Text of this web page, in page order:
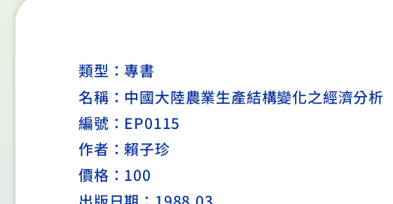
類型： 專書
名稱：中國大陸農業生產結構變化之經濟分析
編號：EP0115
作者：賴子珍
價格：100